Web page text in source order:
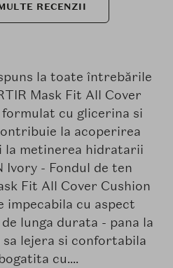
RECENZII
la toate întrebările
Mask Fit All Cover
cu glicerina si
la acoperirea
metinerea hidratarii
Ivory - Fondul de ten
Fit All Cover Cushion
impecabila cu aspect
lunga durata - pana la
sa lejera si confortabila
cu....